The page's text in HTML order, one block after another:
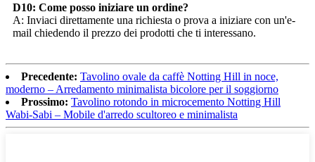
D10: Come posso iniziare un ordine?
A: Inviaci direttamente una richiesta o prova a iniziare con un'e-
mail chiedendo il prezzo dei prodotti che ti interessano.
Precedente: Tavolino ovale da caffè Notting Hill in noce,
moderno – Arredamento minimalista bicolore per il soggiorno
Prossimo: Tavolino rotondo in microcemento Notting Hill
Wabi-Sabi – Mobile d'arredo scultoreo e minimalista